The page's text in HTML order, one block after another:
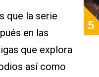
que la serie
en las
que explora
así como
5